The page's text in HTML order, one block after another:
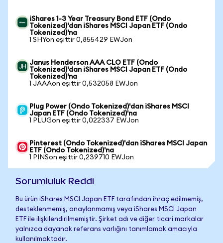
iShares 1-3 Year Treasury Bond ETF (Ondo
Tokenized)'dan iShares MSCI Japan ETF (Ondo
Tokenized)'na
1 SHYon eşittir 0,855429 EWJon
Janus Henderson AAA CLO ETF (Ondo
Tokenized)'dan iShares MSCI Japan ETF (Ondo
Tokenized)'na
1 JAAAon eşittir 0,532058 EWJon
Plug Power (Ondo Tokenized)'dan iShares MSCI
Japan ETF (Ondo Tokenized)'na
1 PLUGon eşittir 0,022337 EWJon
Pinterest (Ondo Tokenized)'dan iShares MSCI Japan
ETF (Ondo Tokenized)'na
1 PINSon eşittir 0,239710 EWJon
Sorumluluk Reddi
Bu ürün iShares MSCI Japan ETF tarafından ihraç edilmemiş,
desteklenmemiş, onaylanmamış veya iShares MSCI Japan
ETF ile ilişkilendirilmemiştir. Şirket adı ve diğer ticari markalar
yalnızca dayanak referans varlığını tanımlamak amacıyla
kullanılmaktadır.